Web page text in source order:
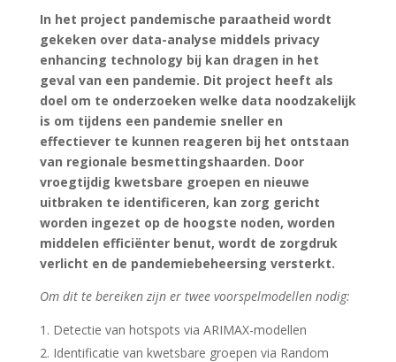
In het project pandemische paraatheid wordt
gekeken over data-analyse middels privacy
enhancing technology bij kan dragen in het
geval van een pandemie. Dit project heeft als
doel om te onderzoeken welke data noodzakelijk
is om tijdens een pandemie sneller en
effectiever te kunnen reageren bij het ontstaan
van regionale besmettingshaarden. Door
vroegtijdig kwetsbare groepen en nieuwe
uitbraken te identificeren, kan zorg gericht
worden ingezet op de hoogste noden, worden
middelen efficiënter benut, wordt de zorgdruk
verlicht en de pandemiebeheersing versterkt.
Om dit te bereiken zijn er twee voorspelmodellen nodig:
Detectie van hotspots via ARIMAX-modellen
Identificatie van kwetsbare groepen via Random